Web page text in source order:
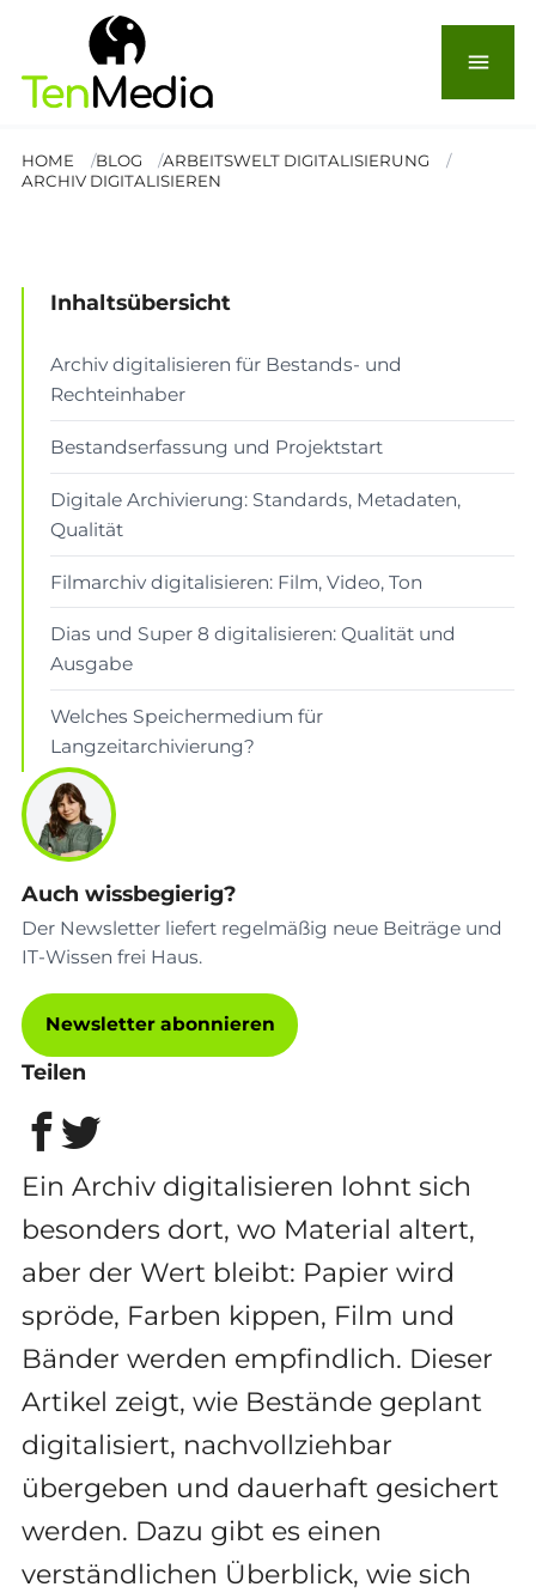
menu
HOME BLOG
ARBEITSWELT DIGITALISIERUNG
ARCHIV DIGITALISIEREN
Archiv digitalisieren:
Leitfaden für Bestands-
und Rechteinhaber
Inhaltsübersicht
Archiv digitalisieren für Bestands- und
Rechteinhaber
Bestandserfassung und Projektstart
Digitale Archivierung: Standards, Metadaten,
Qualität
Filmarchiv digitalisieren: Film, Video, Ton
Dias und Super 8 digitalisieren: Qualität und
Ausgabe
Welches Speichermedium für
Langzeitarchivierung?
Auch wissbegierig?
Der Newsletter liefert regelmäßig neue Beiträge und
IT-Wissen frei Haus.
Newsletter abonnieren
Teilen
Ein Archiv digitalisieren lohnt sich
besonders dort, wo Material altert,
aber der Wert bleibt: Papier wird
spröde, Farben kippen, Film und
Bänder werden empfindlich. Dieser
Artikel zeigt, wie Bestände geplant
digitalisiert, nachvollziehbar
übergeben und dauerhaft gesichert
werden. Dazu gibt es einen
verständlichen Überblick, wie sich